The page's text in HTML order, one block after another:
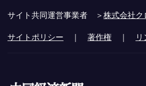
サイト共同運営事業者 ＞株式会社
サイトポリシー ｜ 著作権 ｜